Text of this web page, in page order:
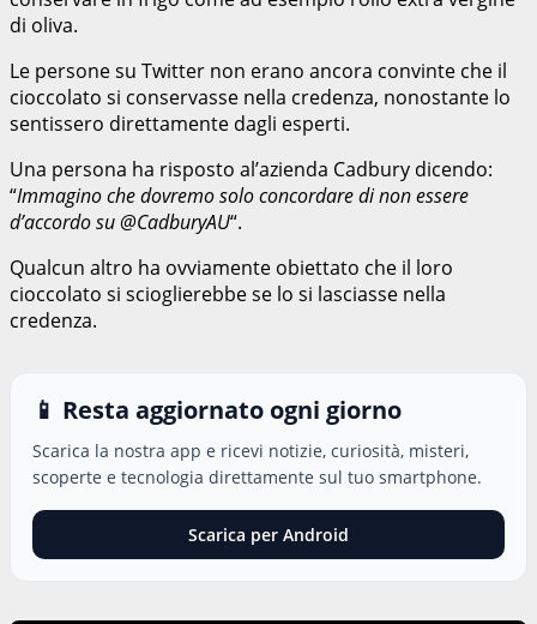
di oliva.
Le persone su Twitter non erano ancora convinte che il
cioccolato si conservasse nella credenza, nonostante lo
sentissero direttamente dagli esperti.
Una persona ha risposto al’azienda Cadbury dicendo:
“Immagino che dovremo solo concordare di non essere
d’accordo su @CadburyAU“.
Qualcun altro ha ovviamente obiettato che il loro
cioccolato si scioglierebbe se lo si lasciasse nella
credenza.
📱 Resta aggiornato ogni giorno
Scarica la nostra app e ricevi notizie, curiosità, misteri,
scoperte e tecnologia direttamente sul tuo smartphone.
Scarica per Android